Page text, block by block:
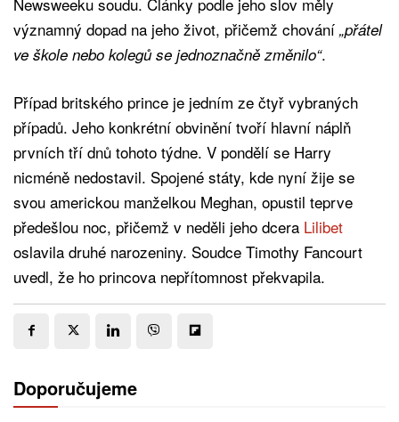
významný dopad na jeho život, přičemž chování „přátel
ve škole nebo kolegů se jednoznačně změnilo“.
Případ britského prince je jedním ze čtyř vybraných
případů. Jeho konkrétní obvinění tvoří hlavní náplň
prvních tří dnů tohoto týdne. V pondělí se Harry
nicméně nedostavil. Spojené státy, kde nyní žije se
svou americkou manželkou Meghan, opustil teprve
předešlou noc, přičemž v neděli jeho dcera Lilibet
oslavila druhé narozeniny. Soudce Timothy Fancourt
uvedl, že ho princova nepřítomnost překvapila.
Doporučujeme